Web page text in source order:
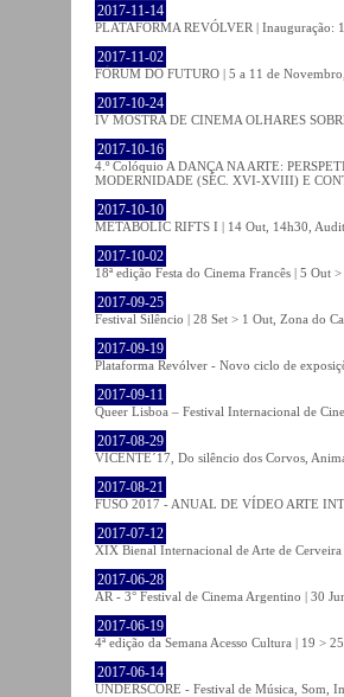
2017-11-14
PLATAFORMA REVÓLVER | Inauguração:
2017-11-02
FÓRUM DO FUTURO | 5 a 11 de
2017-10-24
IV MOSTRA DE CINEMA OLHARES
2017-10-16
4.º Colóquio A DANÇA NA ARTE:
MODERNIDADE (SÉC. XVI-XVIII) E
2017-10-10
METABOLIC RIFTS I | 14 Out, 14h30,
2017-10-02
18ª edição Festa do Cinema Francês | 5 Out
2017-09-25
Festival Silêncio | 28 Set > 1 Out, Zona do
2017-09-19
Plataforma Revólver - Novo ciclo de
2017-09-11
Queer Lisboa – Festival Internacional de
2017-08-29
VICENTE´17, Do silêncio dos Corvos,
2017-08-21
FUSO 2017 - ANUAL DE VÍDEO ARTE
2017-07-12
XIX Bienal Internacional de Arte de
2017-06-28
AR - 3° Festival de Cinema Argentino | 30
2017-06-19
4ª edição da Semana Acesso Cultura | 19 >
2017-06-14
UNDERSCORE - Festival de Música, Som,